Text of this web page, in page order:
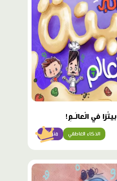
في الْعالَـمِ!
متوسّط الذكاء العاطفي